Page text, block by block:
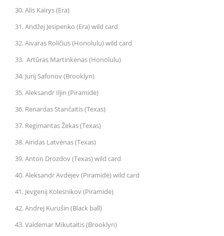
30. Alis Kairys (Era)
31. Andžej Jesipenko (Era) wild card
32. Aivaras Roličius (Honolulu) wild card
33. Artūras Martinkėnas (Honolulu)
34. Jurij Safonov (Brooklyn)
35. Aleksandr Iljin (Piramidė)
36. Renardas Stančaitis (Texas)
37. Regimantas Žekas (Texas)
38. Airidas Latvėnas (Texas)
39. Anton Drozdov (Texas) wild card
40. Aleksandr Avdejev (Piramidė) wild card
41. Jevgenij Kolesnikov (Piramidė)
42. Andrej Kurušin (Black ball)
43. Valdemar Mikutaitis (Brooklyn)